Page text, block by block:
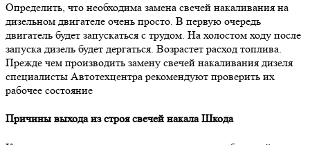
Определить, что необходима замена свечей накаливания на
дизельном двигателе очень просто. В первую очередь
двигатель будет запускаться с трудом. На холостом ходу после
запуска дизель будет дергаться. Возрастет расход топлива.
Прежде чем производить замену свечей накаливания дизеля
специалисты Автотехцентра рекомендуют проверить их
рабочее состояние
Причины выхода из строя свечей накала Шкода